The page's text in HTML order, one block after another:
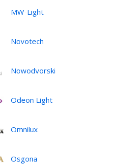
MW-Light
Novotech
Nowodvorski
Odeon Light
Omnilux
Osgona